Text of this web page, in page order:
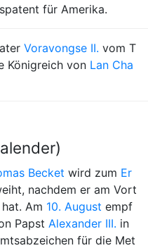
für Amerika.
Voravongse II. vom T
Königreich von Lan Cha
Becket wird zum Er
nachdem er am Vort
Am 10. August empf
Papst Alexander III. in
für die Met